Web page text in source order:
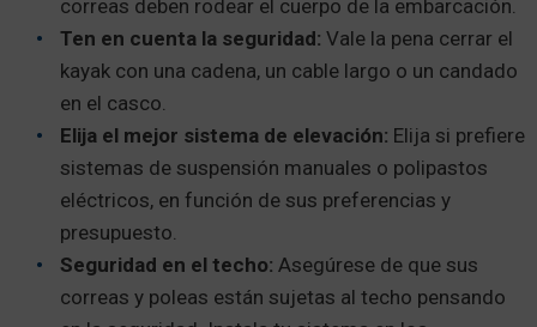
correas deben rodear el cuerpo de la embarcación.
Ten en cuenta la seguridad: Vale la pena cerrar el
kayak con una cadena, un cable largo o un candado
en el casco.
Elija el mejor sistema de elevación: Elija si prefiere
sistemas de suspensión manuales o polipastos
eléctricos, en función de sus preferencias y
presupuesto.
Seguridad en el techo: Asegúrese de que sus
correas y poleas están sujetas al techo pensando